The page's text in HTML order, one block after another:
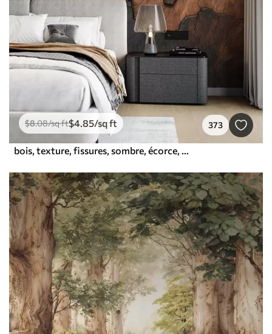
$8.08/sq ft$4.85/sq ft 373
bois, texture, fissures, sombre, écorce, surface